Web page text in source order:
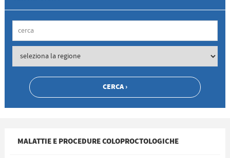
MALATTIE E PROCEDURE COLOPROCTOLOGICHE